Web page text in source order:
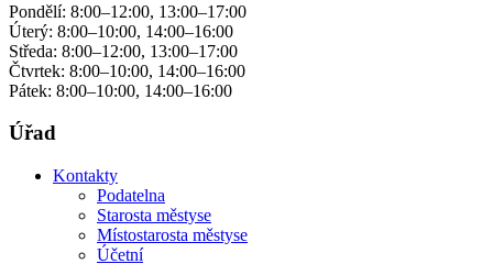
Pondělí: 8:00–12:00, 13:00–17:00
Úterý: 8:00–10:00, 14:00–16:00
Středa: 8:00–12:00, 13:00–17:00
Čtvrtek: 8:00–10:00, 14:00–16:00
Pátek: 8:00–10:00, 14:00–16:00
Úřad
Kontakty
Podatelna
Starosta městyse
Místostarosta městyse
Účetní